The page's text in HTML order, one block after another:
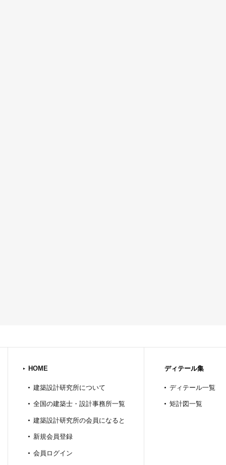
HOME
建築設計研究所について
全国の建築士・設計事務所一覧
建築設計研究所の会員になると
新規会員登録
会員ログイン
ディテール集
ディテール一覧
矩計図一覧